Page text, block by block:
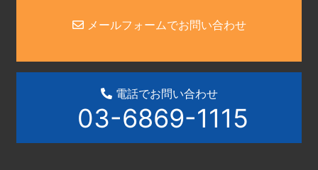
メールフォームでお問い合わせ
電話でお問い合わせ
03-6869-1115